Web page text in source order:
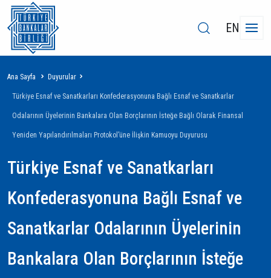
EN
Sayfa
yolu
Ana Sayfa Duyurular
Türkiye Esnaf ve Sanatkarları Konfederasyonuna Bağlı Esnaf ve Sanatkarlar
Odalarının Üyelerinin Bankalara Olan Borçlarının İsteğe Bağlı Olarak Finansal
Yeniden Yapılandırılmaları Protokol’üne İlişkin Kamuoyu Duyurusu
Türkiye Esnaf ve Sanatkarları
Konfederasyonuna Bağlı Esnaf ve
Sanatkarlar Odalarının Üyelerinin
Bankalara Olan Borçlarının İsteğe